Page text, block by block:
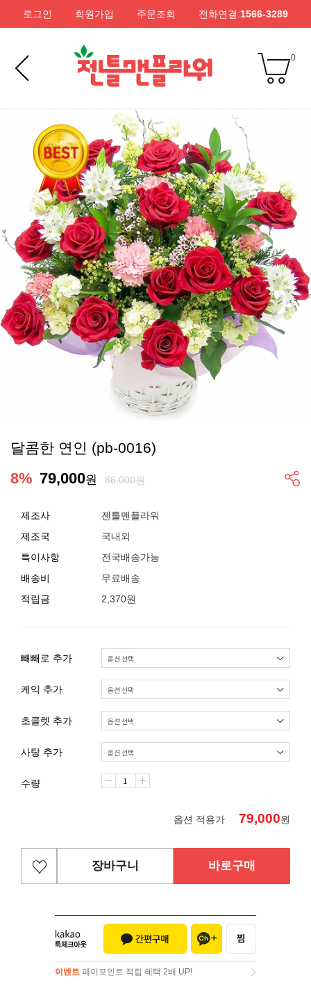
로그인 회원가입 주문조회 전화연결:1566-3289
0
달콤한 연인 (pb-0016)
8% 79,000원 86,000원
제조사
젠틀맨플라워
제조국
국내외
특이사항
전국배송가능
배송비
무료배송
적립금
2,370원
빼빼로 추가
케익 추가
초콜렛 추가
사탕 추가
수량
옵션 적용가 79,000원
장바구니 바로구매
이벤트 페이포인트 적립 혜택 2배 UP!